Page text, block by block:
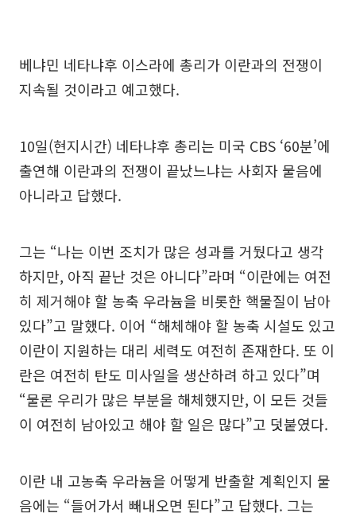
베냐민 네타냐후 이스라에 총리가 이란과의 전쟁이
지속될 것이라고 예고했다.
10일(현지시간) 네타냐후 총리는 미국 CBS ‘60분’에
출연해 이란과의 전쟁이 끝났느냐는 사회자 물음에
아니라고 답했다.
그는 “나는 이번 조치가 많은 성과를 거뒀다고 생각
하지만, 아직 끝난 것은 아니다”라며 “이란에는 여전
히 제거해야 할 농축 우라늄을 비롯한 핵물질이 남아
있다”고 말했다. 이어 “해체해야 할 농축 시설도 있고
이란이 지원하는 대리 세력도 여전히 존재한다. 또 이
란은 여전히 탄도 미사일을 생산하려 하고 있다”며
“물론 우리가 많은 부분을 해체했지만, 이 모든 것들
이 여전히 남아있고 해야 할 일은 많다”고 덧붙였다.
이란 내 고농축 우라늄을 어떻게 반출할 계획인지 물
음에는 “들어가서 빼내오면 된다”고 답했다. 그는